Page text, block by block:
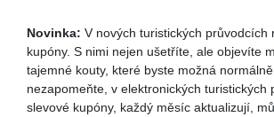
Novinka: V nových turistických průvodcích
kupóny. S nimi nejen ušetříte, ale objevíte
tajemné kouty, které byste možná
nezapomeňte, v elektronických turistických
slevové kupóny, každý měsíc aktualizují,